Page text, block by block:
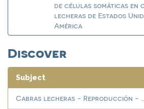
de células somáticas en
lecheras de Estados
América
Discover
Subject
Cabras lecheras - Reproducción -